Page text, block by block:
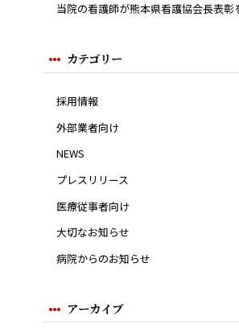
当院の看護師が熊本県看護協会長表彰
カテゴリー
採用情報
外部業者向け
NEWS
プレスリリース
医療従事者向け
大切なお知らせ
病院からのお知らせ
アーカイブ